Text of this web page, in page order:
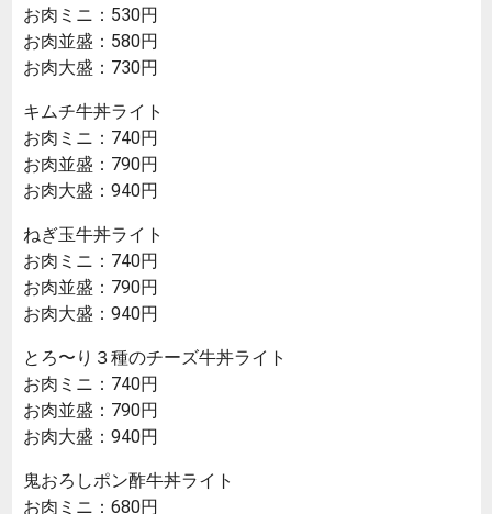
お肉ミニ：530円
お肉並盛：580円
お肉大盛：730円
キムチ牛丼ライト
お肉ミニ：740円
お肉並盛：790円
お肉大盛：940円
ねぎ玉牛丼ライト
お肉ミニ：740円
お肉並盛：790円
お肉大盛：940円
とろ〜り３種のチーズ牛丼ライト
お肉ミニ：740円
お肉並盛：790円
お肉大盛：940円
鬼おろしポン酢牛丼ライト
お肉ミニ：680円